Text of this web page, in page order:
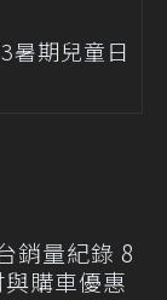
期兒童日
銷量紀錄 8
購車優惠